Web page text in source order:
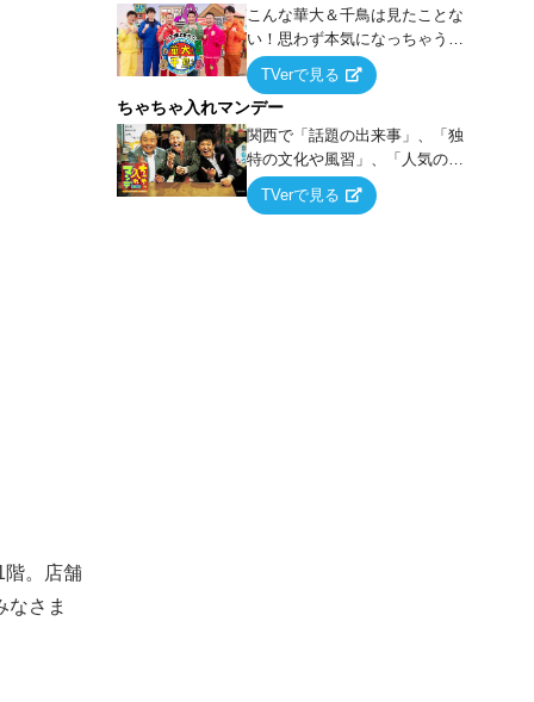
階。店舗
なさま
を張って挑む！
こんな華大＆千鳥は見たことな
い！思わず本気になっちゃうゲ
ームに挑戦するバラエティー！
TVerで見る
ちゃちゃ入れマンデー
関西で「話題の出来事」、「独
特の文化や風習」、「人気の行
列ができる店」などあらゆるテ
ーマについて好き放題にちゃち
TVerで見る